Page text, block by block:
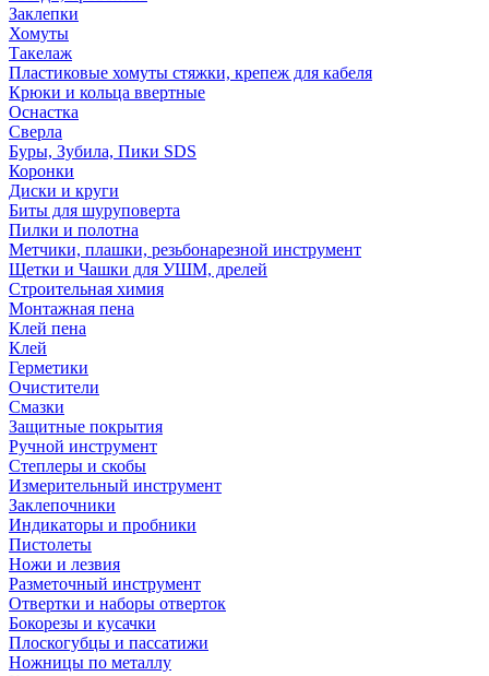
Заклепки
Хомуты
Такелаж
Пластиковые хомуты стяжки, крепеж для кабеля
Крюки и кольца ввертные
Оснастка
Сверла
Буры, Зубила, Пики SDS
Коронки
Диски и круги
Биты для шуруповерта
Пилки и полотна
Метчики, плашки, резьбонарезной инструмент
Щетки и Чашки для УШМ, дрелей
Строительная химия
Монтажная пена
Клей пена
Клей
Герметики
Очистители
Смазки
Защитные покрытия
Ручной инструмент
Степлеры и скобы
Измерительный инструмент
Заклепочники
Индикаторы и пробники
Пистолеты
Ножи и лезвия
Разметочный инструмент
Отвертки и наборы отверток
Бокорезы и кусачки
Плоскогубцы и пассатижи
Ножницы по металлу